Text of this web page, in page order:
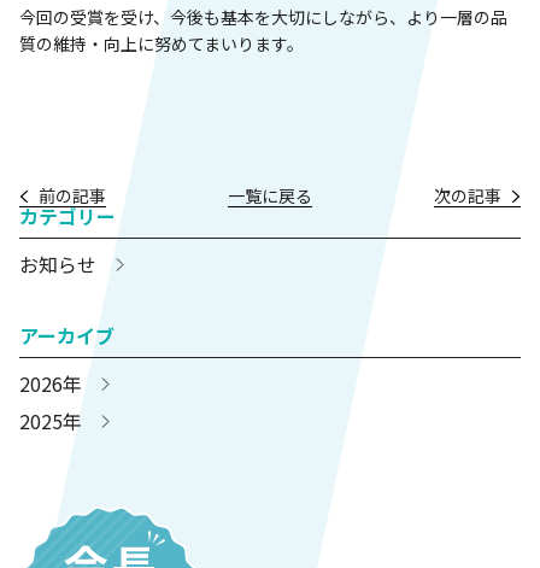
今回の受賞を受け、今後も基本を大切にしながら、より一層の品
質の維持・向上に努めてまいります。
前の記事 一覧に戻る 次の記事
カテゴリー
お知らせ
アーカイブ
2026年
2025年